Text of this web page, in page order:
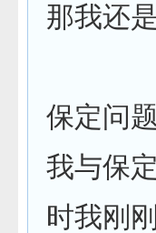
那我还
保定问题
我与保
时我刚